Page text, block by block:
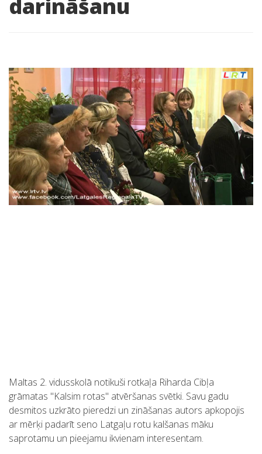
darināšanu
Maltas 2. vidusskolā notikuši rotkaļa Riharda Cibļa
grāmatas "Kalsim rotas" atvēršanas svētki. Savu gadu
desmitos uzkrāto pieredzi un zināšanas autors apkopojis
ar mērķi padarīt seno Latgaļu rotu kalšanas māku
saprotamu un pieejamu ikvienam interesentam.